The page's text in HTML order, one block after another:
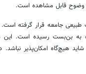
وضوح قابل مشاهده است.
جامعه قرار گرفته
به بن‌بست رسیده است. این
هیچ‌گاه امکان‌پذیر نباشد.